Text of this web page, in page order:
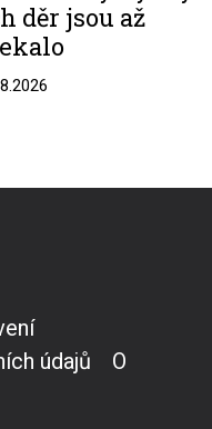
děr jsou až
údajů
O